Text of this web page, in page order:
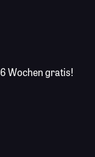
6 Wochen gratis!